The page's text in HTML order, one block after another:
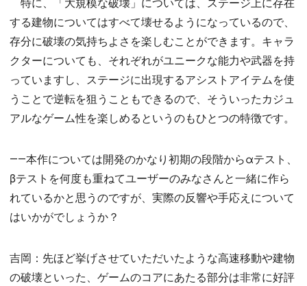
する建物についてはすべて壊せるようになっているので、
存分に破壊の気持ちよさを楽しむことができます。キャラ
クターについても、それぞれがユニークな能力や武器を持
っていますし、ステージに出現するアシストアイテムを使
うことで逆転を狙うこともできるので、そういったカジュ
アルなゲーム性を楽しめるというのもひとつの特徴です。
――本作については開発のかなり初期の段階からαテスト、
βテストを何度も重ねてユーザーのみなさんと一緒に作ら
れているかと思うのですが、実際の反響や手応えについて
はいかがでしょうか？
吉岡：先ほど挙げさせていただいたような高速移動や建物
の破壊といった、ゲームのコアにあたる部分は非常に好評